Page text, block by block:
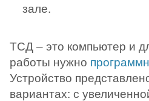
зале.
ТСД – это компьютер и
работы нужно
Устройство
вариантах: с